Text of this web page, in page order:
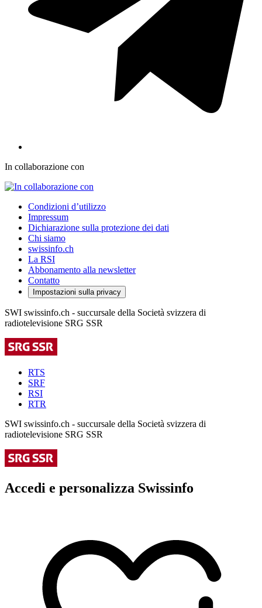
In collaborazione con
Condizioni d’utilizzo
Impressum
Dichiarazione sulla protezione dei dati
Chi siamo
swissinfo.ch
La RSI
Abbonamento alla newsletter
Contatto
Impostazioni sulla privacy
SWI swissinfo.ch - succursale della Società svizzera di
radiotelevisione SRG SSR
RTS
SRF
RSI
RTR
SWI swissinfo.ch - succursale della Società svizzera di
radiotelevisione SRG SSR
Accedi e personalizza Swissinfo